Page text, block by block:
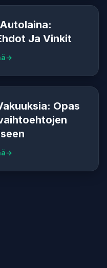
Ja Vinkit
Opas